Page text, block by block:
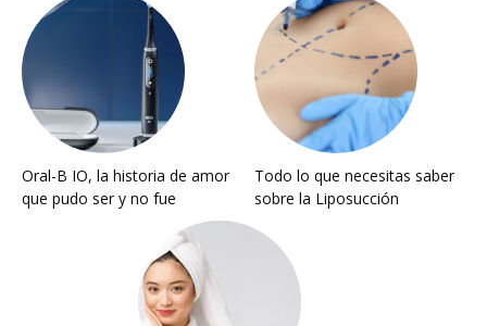
Oral-B IO, la historia de amor
que pudo ser y no fue
Todo lo que necesitas saber
sobre la Liposucción